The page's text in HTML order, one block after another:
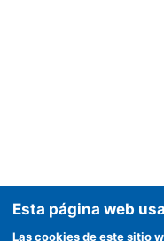
Esta página web
Las cookies de este sitio